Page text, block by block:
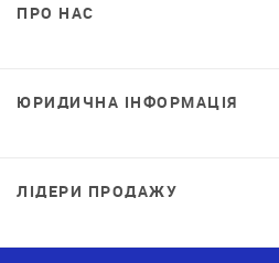
ПРО НАС
ЮРИДИЧНА ІНФОРМАЦІЯ
ЛІДЕРИ ПРОДАЖУ